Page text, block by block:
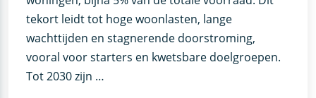
tekort leidt tot hoge woonlasten, lange
wachttijden en stagnerende doorstroming,
vooral voor starters en kwetsbare doelgroepen.
Tot 2030 zijn …